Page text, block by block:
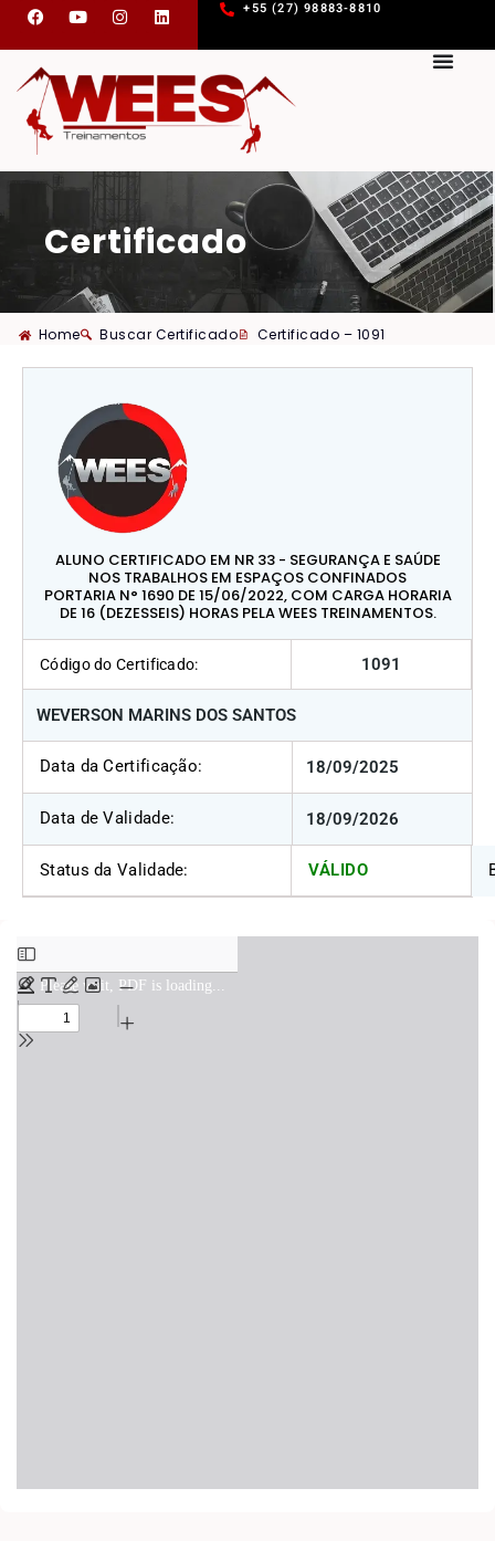
+55 (27) 98883-8810
Certificado
Home Buscar Certificado Certificado – 1091
ALUNO CERTIFICADO EM NR 33 - SEGURANÇA E SAÚDE
NOS TRABALHOS EM ESPAÇOS CONFINADOS
PORTARIA N° 1690 DE 15/06/2022, COM CARGA HORARIA
DE 16 (DEZESSEIS) HORAS PELA WEES TREINAMENTOS.
Código do Certificado: 1091
WEVERSON MARINS DOS SANTOS
Data da Certificação: 18/09/2025
Data de Validade: 18/09/2026
Status da Validade: VÁLIDO